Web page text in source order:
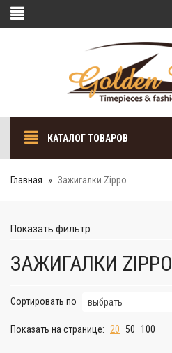
КАТАЛОГ ТОВАРОВ
Главная Зажигалки Zippo
Показать фильтр
ЗАЖИГАЛКИ ZIPPO
Сортировать по выбрать
Показать на странице: 20 50 100